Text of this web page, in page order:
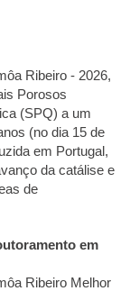
Ribeiro - 2026,
Porosos
(SPQ) a um
(no dia 15 de
em Portugal,
da catálise e
de
em
Ribeiro Melhor